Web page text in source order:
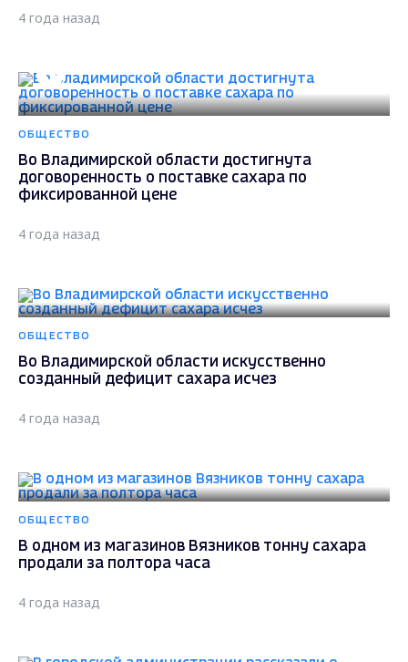
4 года назад
ОБЩЕСТВО
Во Владимирской области достигнута
договоренность о поставке сахара по
фиксированной цене
4 года назад
ОБЩЕСТВО
Во Владимирской области искусственно
созданный дефицит сахара исчез
4 года назад
ОБЩЕСТВО
В одном из магазинов Вязников тонну сахара
продали за полтора часа
4 года назад